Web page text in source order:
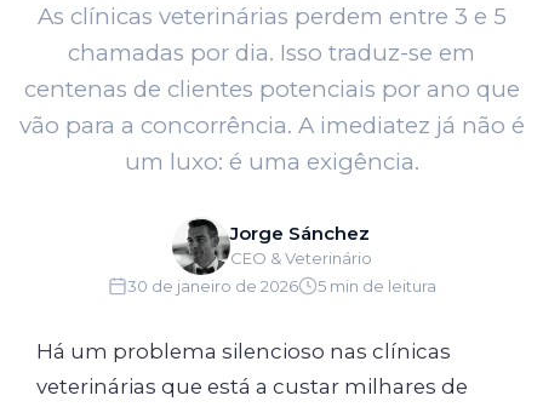
As clínicas veterinárias perdem entre 3 e 5
chamadas por dia. Isso traduz-se em
centenas de clientes potenciais por ano que
vão para a concorrência. A imediatez já não é
um luxo: é uma exigência.
Jorge Sánchez
CEO & Veterinário
30 de janeiro de 2026
5 min de leitura
Há um problema silencioso nas clínicas
veterinárias que está a custar milhares de